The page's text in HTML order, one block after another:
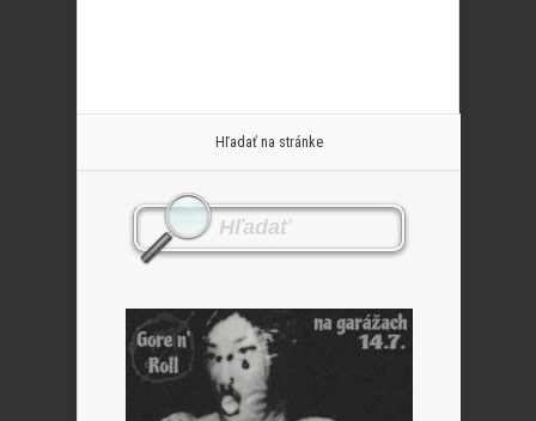
Hľadať na stránke